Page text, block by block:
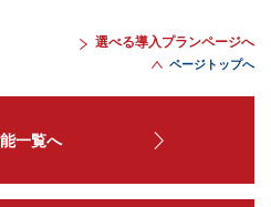
選べる導入プランページへ
ページトップへ
一覧へ